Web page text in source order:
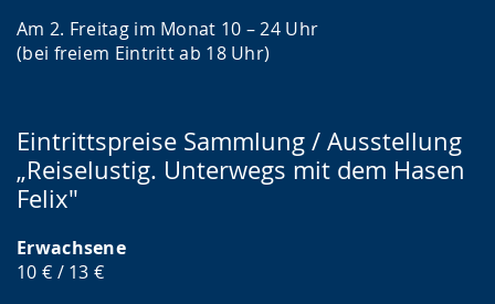
Am 2. Freitag im Monat 10 – 24 Uhr
(bei freiem Eintritt ab 18 Uhr)
Eintrittspreise Sammlung / Ausstellung
„Reiselustig. Unterwegs mit dem Hasen
Felix"
Erwachsene
10 € / 13 €